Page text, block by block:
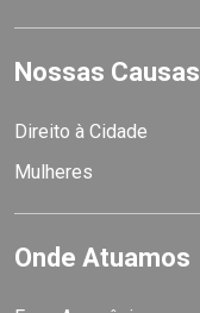
Nossas Causas
Direito à Cidade
Mulheres
Onde Atuamos